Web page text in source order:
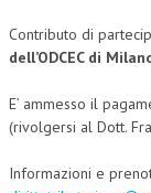
Contributo di
dell’ODCEC di
E’ ammesso il
(rivolgersi al Dott.
Informazioni e